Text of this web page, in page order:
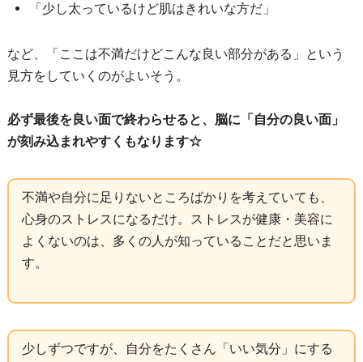
「少し太っているけど肌はきれいな方だ」
など、「ここは不満だけどこんな良い部分がある」という
見方をしていくのがよいそう。
必ず最後を良い面で終わらせると、脳に「自分の良い面」
が刻み込まれやすくもなります☆
不満や自分に足りないところばかりを考えていても、
心身のストレスになるだけ。ストレスが健康・美容に
よくないのは、多くの人が知っていることだと思いま
す。
少しずつですが、自分をたくさん「いい気分」にする